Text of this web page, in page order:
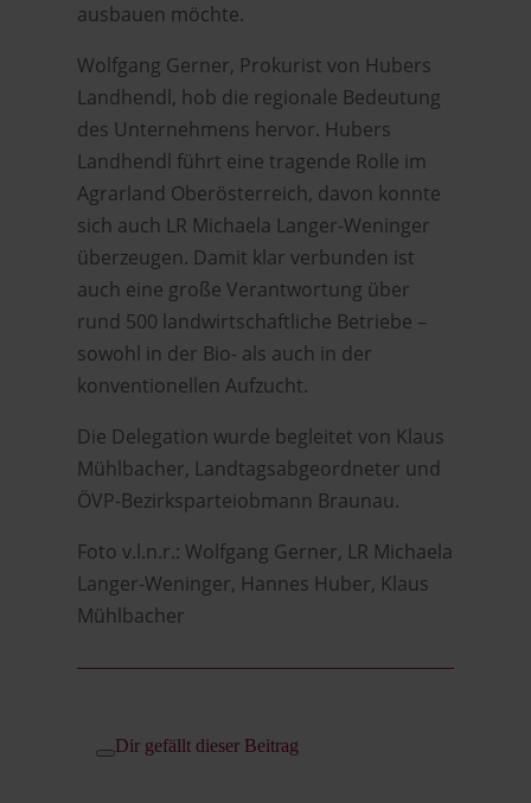
ausbauen möchte.
Wolfgang Gerner, Prokurist von Hubers
Landhendl, hob die regionale Bedeutung
des Unternehmens hervor. Hubers
Landhendl führt eine tragende Rolle im
Agrarland Oberösterreich, davon konnte
sich auch LR Michaela Langer-Weninger
überzeugen. Damit klar verbunden ist
auch eine große Verantwortung über
rund 500 landwirtschaftliche Betriebe –
sowohl in der Bio- als auch in der
konventionellen Aufzucht.
Die Delegation wurde begleitet von Klaus
Mühlbacher, Landtagsabgeordneter und
ÖVP-Bezirksparteiobmann Braunau.
Foto v.l.n.r.: Wolfgang Gerner, LR Michaela
Langer-Weninger, Hannes Huber, Klaus
Mühlbacher
Dir gefällt dieser Beitrag